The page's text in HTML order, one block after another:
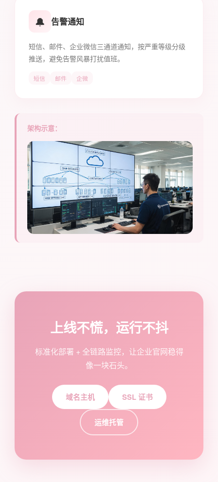
🔔 告警通知
短信、邮件、企业微信三通道通知，按严重等级分级
推送，避免告警风暴打扰值班。
短信 邮件 企微
架构示意：
上线不慌，运行不抖
标准化部署 + 全链路监控，让企业官网稳得
像一块石头。
域名主机 SSL 证书
运维托管